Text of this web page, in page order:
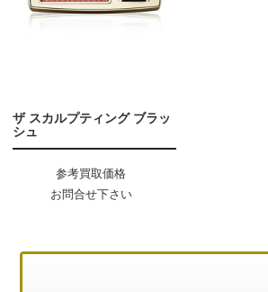
ザ スカルプティング ブラッ
シュ
参考買取価格
お問合せ下さい